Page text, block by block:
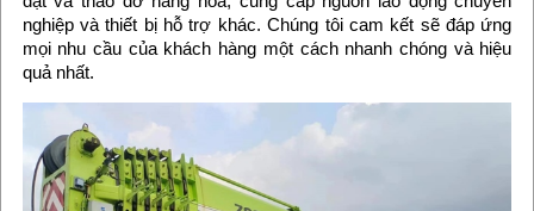
nghiệp và thiết bị hỗ trợ khác. Chúng tôi cam kết sẽ đáp ứng
mọi nhu cầu của khách hàng một cách nhanh chóng và hiệu
quả nhất.